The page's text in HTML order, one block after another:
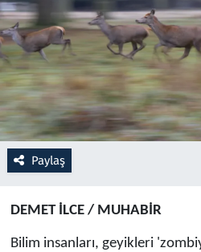
Paylaş
DEMET İLCE / MUHABİR
Bilim insanları, geyikleri
Ramazan
Resmi İlanlar
Rüya Tabirleri
Sağlık